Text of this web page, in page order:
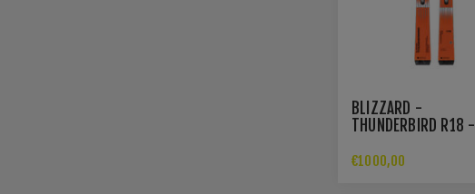
BLIZZARD -
THUNDERBIRD R18 -
BINDUNG
€1000,00